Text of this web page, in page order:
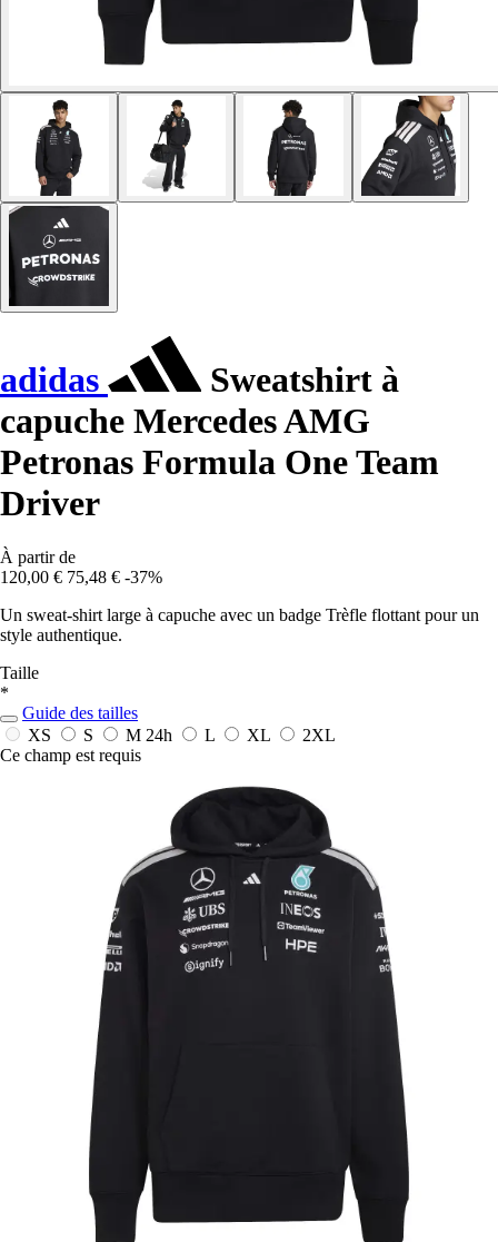
adidas
Sweatshirt à
capuche Mercedes AMG
Petronas Formula One Team
Driver
À partir de
120,00 € 75,48 € -37%
Un sweat-shirt large à capuche avec un badge Trèfle flottant pour un
style authentique.
Taille
*
Guide des tailles
XS
S M 24h L XL
2XL
Ce champ est requis